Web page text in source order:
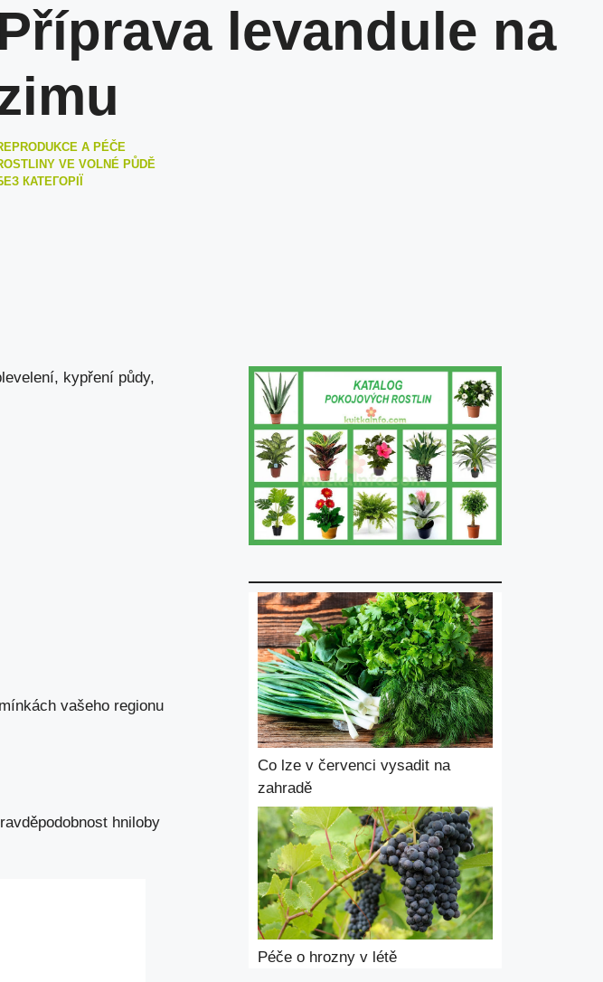
Příprava levandule na
A PÉČE
VE VOLNÉ PŮDĚ
КАТЕГОРІЇ
kypření půdy,
vašeho regionu
hniloby
Co lze v červenci vysadit na
zahradě
Péče o hrozny v létě